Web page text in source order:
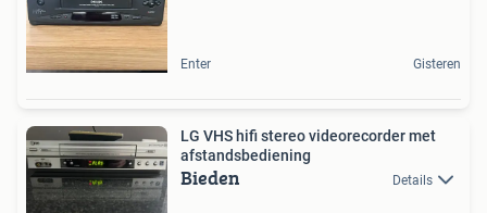
Enter Gisteren
LG VHS hifi stereo videorecorder met
afstandsbediening
Bieden Details